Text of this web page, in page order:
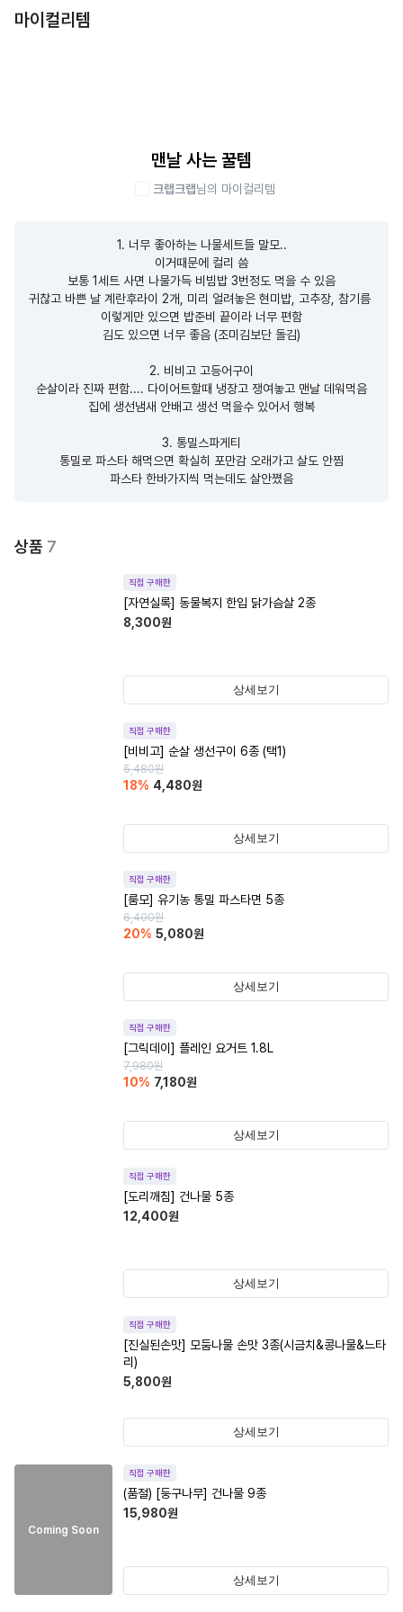
마이컬리템
맨날 사는 꿀템
크랩크랩님의 마이컬리템
1. 너무 좋아하는 나물세트들 말모..
이거때문에 컬리 씀
보통 1세트 사면 나물가득 비빔밥 3번정도 먹을 수 있음
귀찮고 바쁜 날 계란후라이 2개, 미리 얼려놓은 현미밥, 고추장, 참기름
이렇게만 있으면 밥준비 끝이라 너무 편함
김도 있으면 너무 좋음 (조미김보단 돌김)
2. 비비고 고등어구이
순살이라 진짜 편함.... 다이어트할때 냉장고 쟁여놓고 맨날 데워먹음
집에 생선냄새 안배고 생선 먹을수 있어서 행복
3. 통밀스파게티
통밀로 파스타 해먹으면 확실히 포만감 오래가고 살도 안찜
파스타 한바가지씩 먹는데도 살안쪘음
상품 7
직접 구매한
[자연실록] 동물복지 한입 닭가슴살 2종
8,300원
상세보기
직접 구매한
[비비고] 순살 생선구이 6종 (택1)
5,480원
18% 4,480원
상세보기
직접 구매한
[룸모] 유기농 통밀 파스타면 5종
6,400원
20% 5,080원
상세보기
직접 구매한
[그릭데이] 플레인 요거트 1.8L
7,980원
10% 7,180원
상세보기
직접 구매한
[도리깨침] 건나물 5종
12,400원
상세보기
직접 구매한
[진실된손맛] 모둠나물 손맛 3종(시금치&콩나물&느타
리)
5,800원
상세보기
Coming Soon
직접 구매한
(품절) [둥구나무] 건나물 9종
15,980원
상세보기